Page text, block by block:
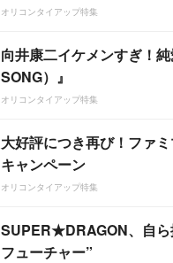
オリコンタイアップ特集
向井康二イケメンすぎ！
SONG）』
オリコンタイアップ特集
大好評につき再び！ファ
キャンペーン
オリコンタイアップ特集
SUPER★DRAGON、自ら
フューチャー”